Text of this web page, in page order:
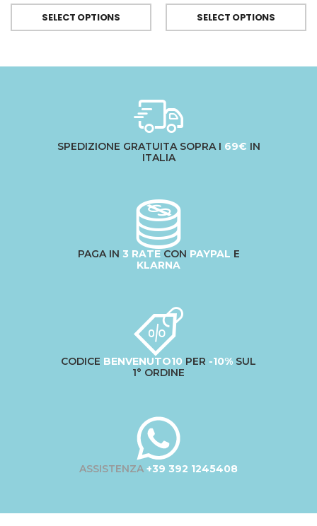
SELECT OPTIONS SELECT OPTIONS
SPEDIZIONE GRATUITA SOPRA I 69€ IN
ITALIA
PAGA IN 3 RATECON PAYPAL E
KLARNA
CODICE BENVENUTO10 PER -10% SUL
1° ORDINE
ASSISTENZA +39 392 1245408